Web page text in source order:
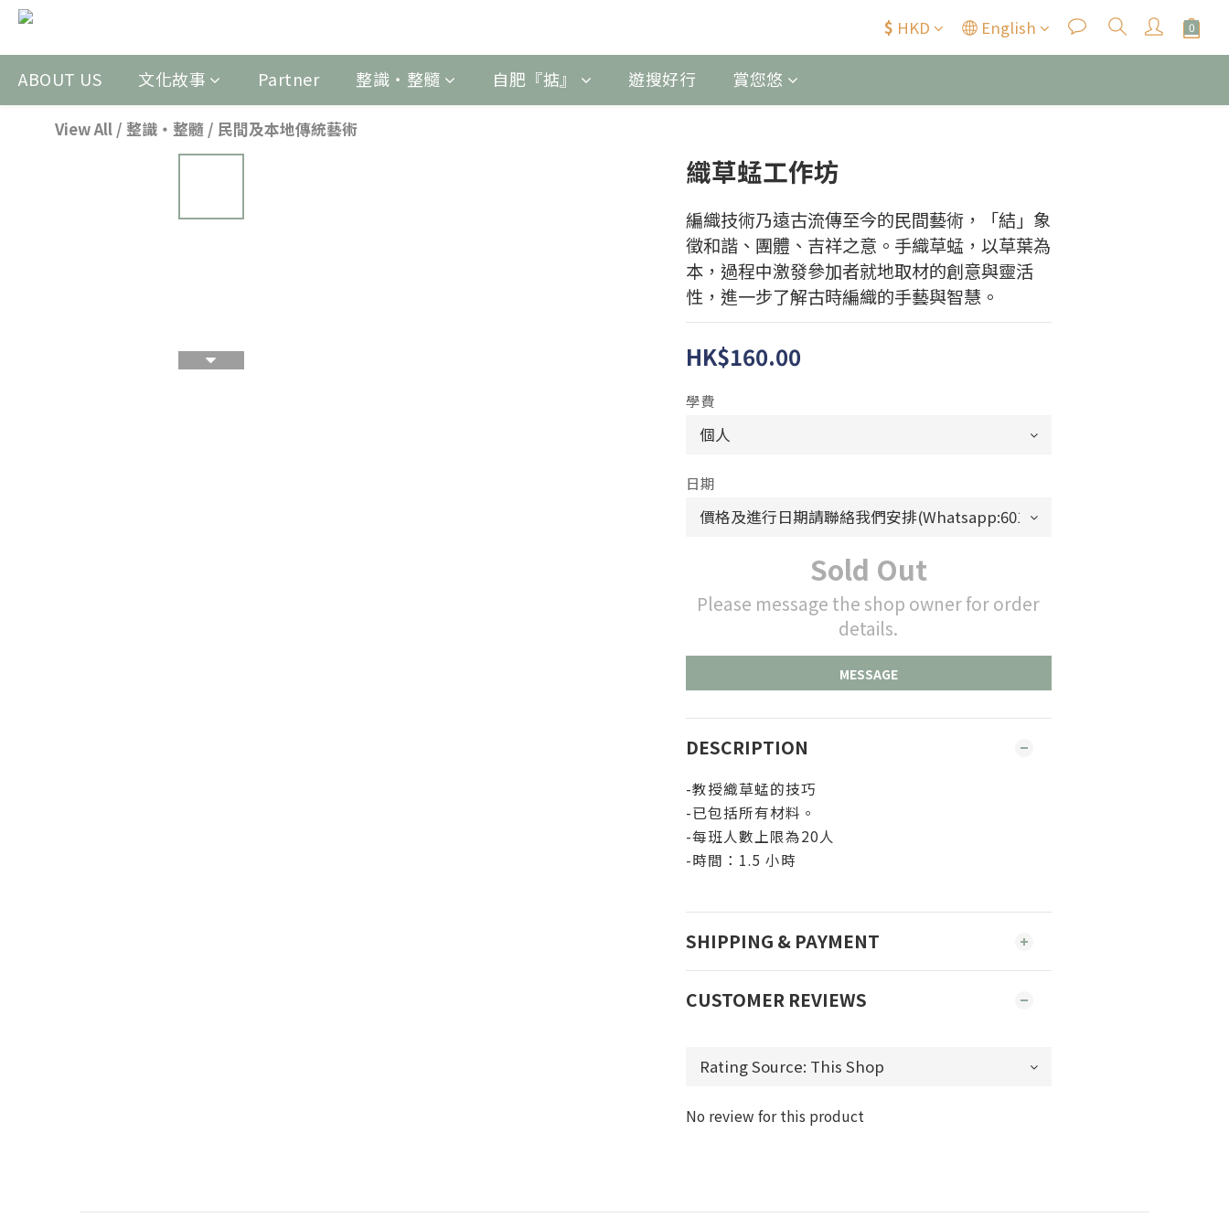
$ HKD English
ABOUT US 文化故事 Partner 整識‧整髓 自肥『掂』 遊搜好行 賞您悠
View All / 整識‧整髓 / 民間及本地傳統藝術
織草蜢工作坊
編織技術乃遠古流傳至今的民間藝術，「結」象
徵和諧、團體、吉祥之意。手織草蜢，以草葉為
本，過程中激發參加者就地取材的創意與靈活
性，進一步了解古時編織的手藝與智慧。
HK$160.00
學費
日期
Sold Out
Please message the shop owner for order
details.
MESSAGE
DESCRIPTION
-教授織草蜢的技巧
-已包括所有材料。
-每班人數上限為20人
-時間：1.5 小時
SHIPPING & PAYMENT
CUSTOMER REVIEWS
No review for this product